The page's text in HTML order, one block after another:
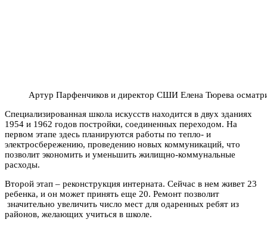
Артур Парфенчиков и директор СШИ Елена Тюрева
Специализированная школа искусств находится в двух зданиях
1954 и 1962 годов постройки, соединенных переходом. На
первом этапе здесь планируются работы по тепло- и
электросбережению, проведению новых коммуникаций, что
позволит экономить и уменьшить жилищно-коммунальные
расходы.
Второй этап – реконструкция интерната. Сейчас в нем живет 23
ребенка, и он может принять еще 20. Ремонт позволит
значительно увеличить число мест для одаренных ребят из
районов, желающих учиться в школе.